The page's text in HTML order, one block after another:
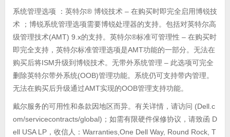
系统管理选项 ：英特尔® 博锐技术 – 在购买时即完全启用博锐技
术 ；博锐系统管理选项需要博锐处理器的支持。包括对英特尔高
级管理技术(AMT) 9.x的支持。英特尔®标准可管理性 – 在购买时
即完全支持，英特尔标准管理选项是AMT功能的一部分。无法在
购买后将ISM升级到博锐技术。无带外系统管理 – 此选项可完全
删除英特尔带外系统(OOB)管理功能。系统仍可支持带内管理。
无法在购买后升级通过AMT实现的OOB管理支持功能。
戴尔服务的可用性和条款因地区而异。有关详情，请访问 (Dell.c
om/servicecontracts/global)；如需有限硬件保修协议，请致函 D
ell USA LP，收信人：Warranties,One Dell Way, Round Rock, T